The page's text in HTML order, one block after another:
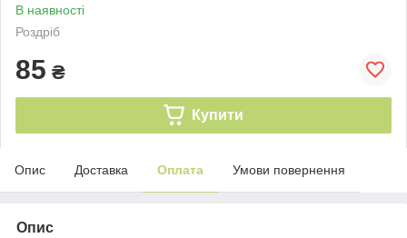
В наявності
Роздріб
85 ₴
Купити
Опис Доставка Оплата Умови повернення
Опис